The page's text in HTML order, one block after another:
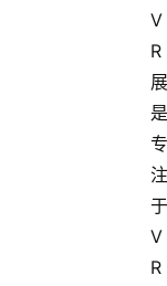
V
R
展
是
专
注
于
V
R